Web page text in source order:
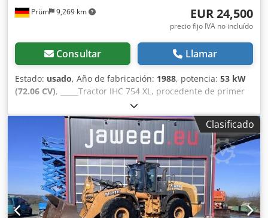
Prüm 9,269 km EUR 24,500
precio fijo IVA no incluído
Consultar Llamar
Estado: usado, Año de fabricación: 1988, potencia: 53 kW
(72.06 CV), _____Tractor IHC 754 XL, procedente de primer
propietario, en óptimas condiciones. Horas de
funcionamiento: aproximadamente 8600. Año de
fabricación: 1988. Elevador delantero. Toma de fuerza
delantera. Transmisión de 30 km/h. Precio: 24.500,00
euros, sin IVA. Ubicación: null. Cjdpfx Alezdmuterjrf
Clasificado